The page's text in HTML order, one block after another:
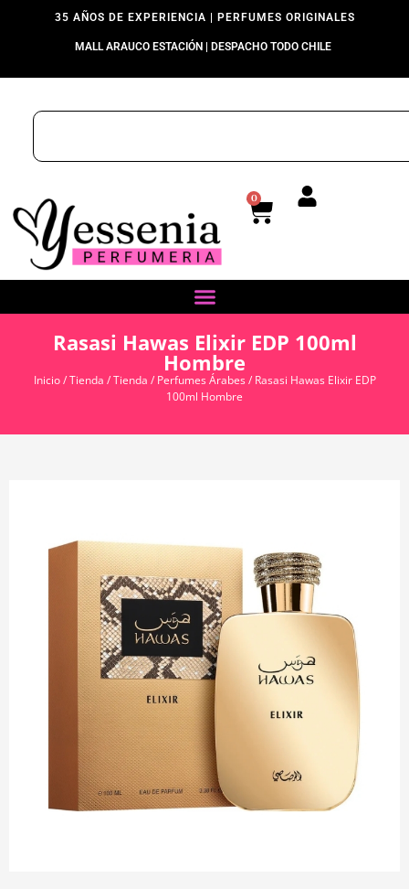
35 AÑOS DE EXPERIENCIA | PERFUMES ORIGINALES
MALL ARAUCO ESTACIÓN | DESPACHO TODO CHILE
0
Rasasi Hawas Elixir EDP 100ml
Hombre
Inicio/Tienda /Tienda / Perfumes Árabes/ Rasasi Hawas Elixir EDP
100ml Hombre